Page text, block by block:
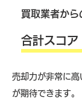
買取業者から
合計スコア
売却力が非常に
が期待できます。